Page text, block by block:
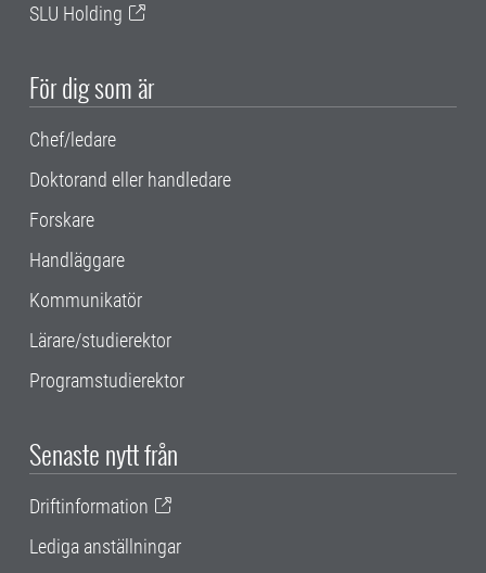
SLU Holding
För dig som är
Chef/ledare
Doktorand eller handledare
Forskare
Handläggare
Kommunikatör
Lärare/studierektor
Programstudierektor
Senaste nytt från
Driftinformation
Lediga anställningar